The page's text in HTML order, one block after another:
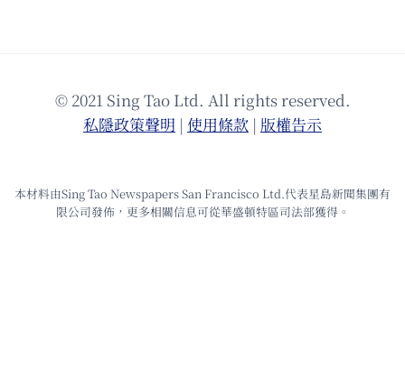
© 2021 Sing Tao Ltd. All rights reserved.
私隱政策聲明 | 使⽤條款 | 版權告⽰
本材料由Sing Tao Newspapers San Francisco Ltd.代表星島新聞集團有
限公司發佈，更多相關信息可從華盛頓特區司法部獲得。